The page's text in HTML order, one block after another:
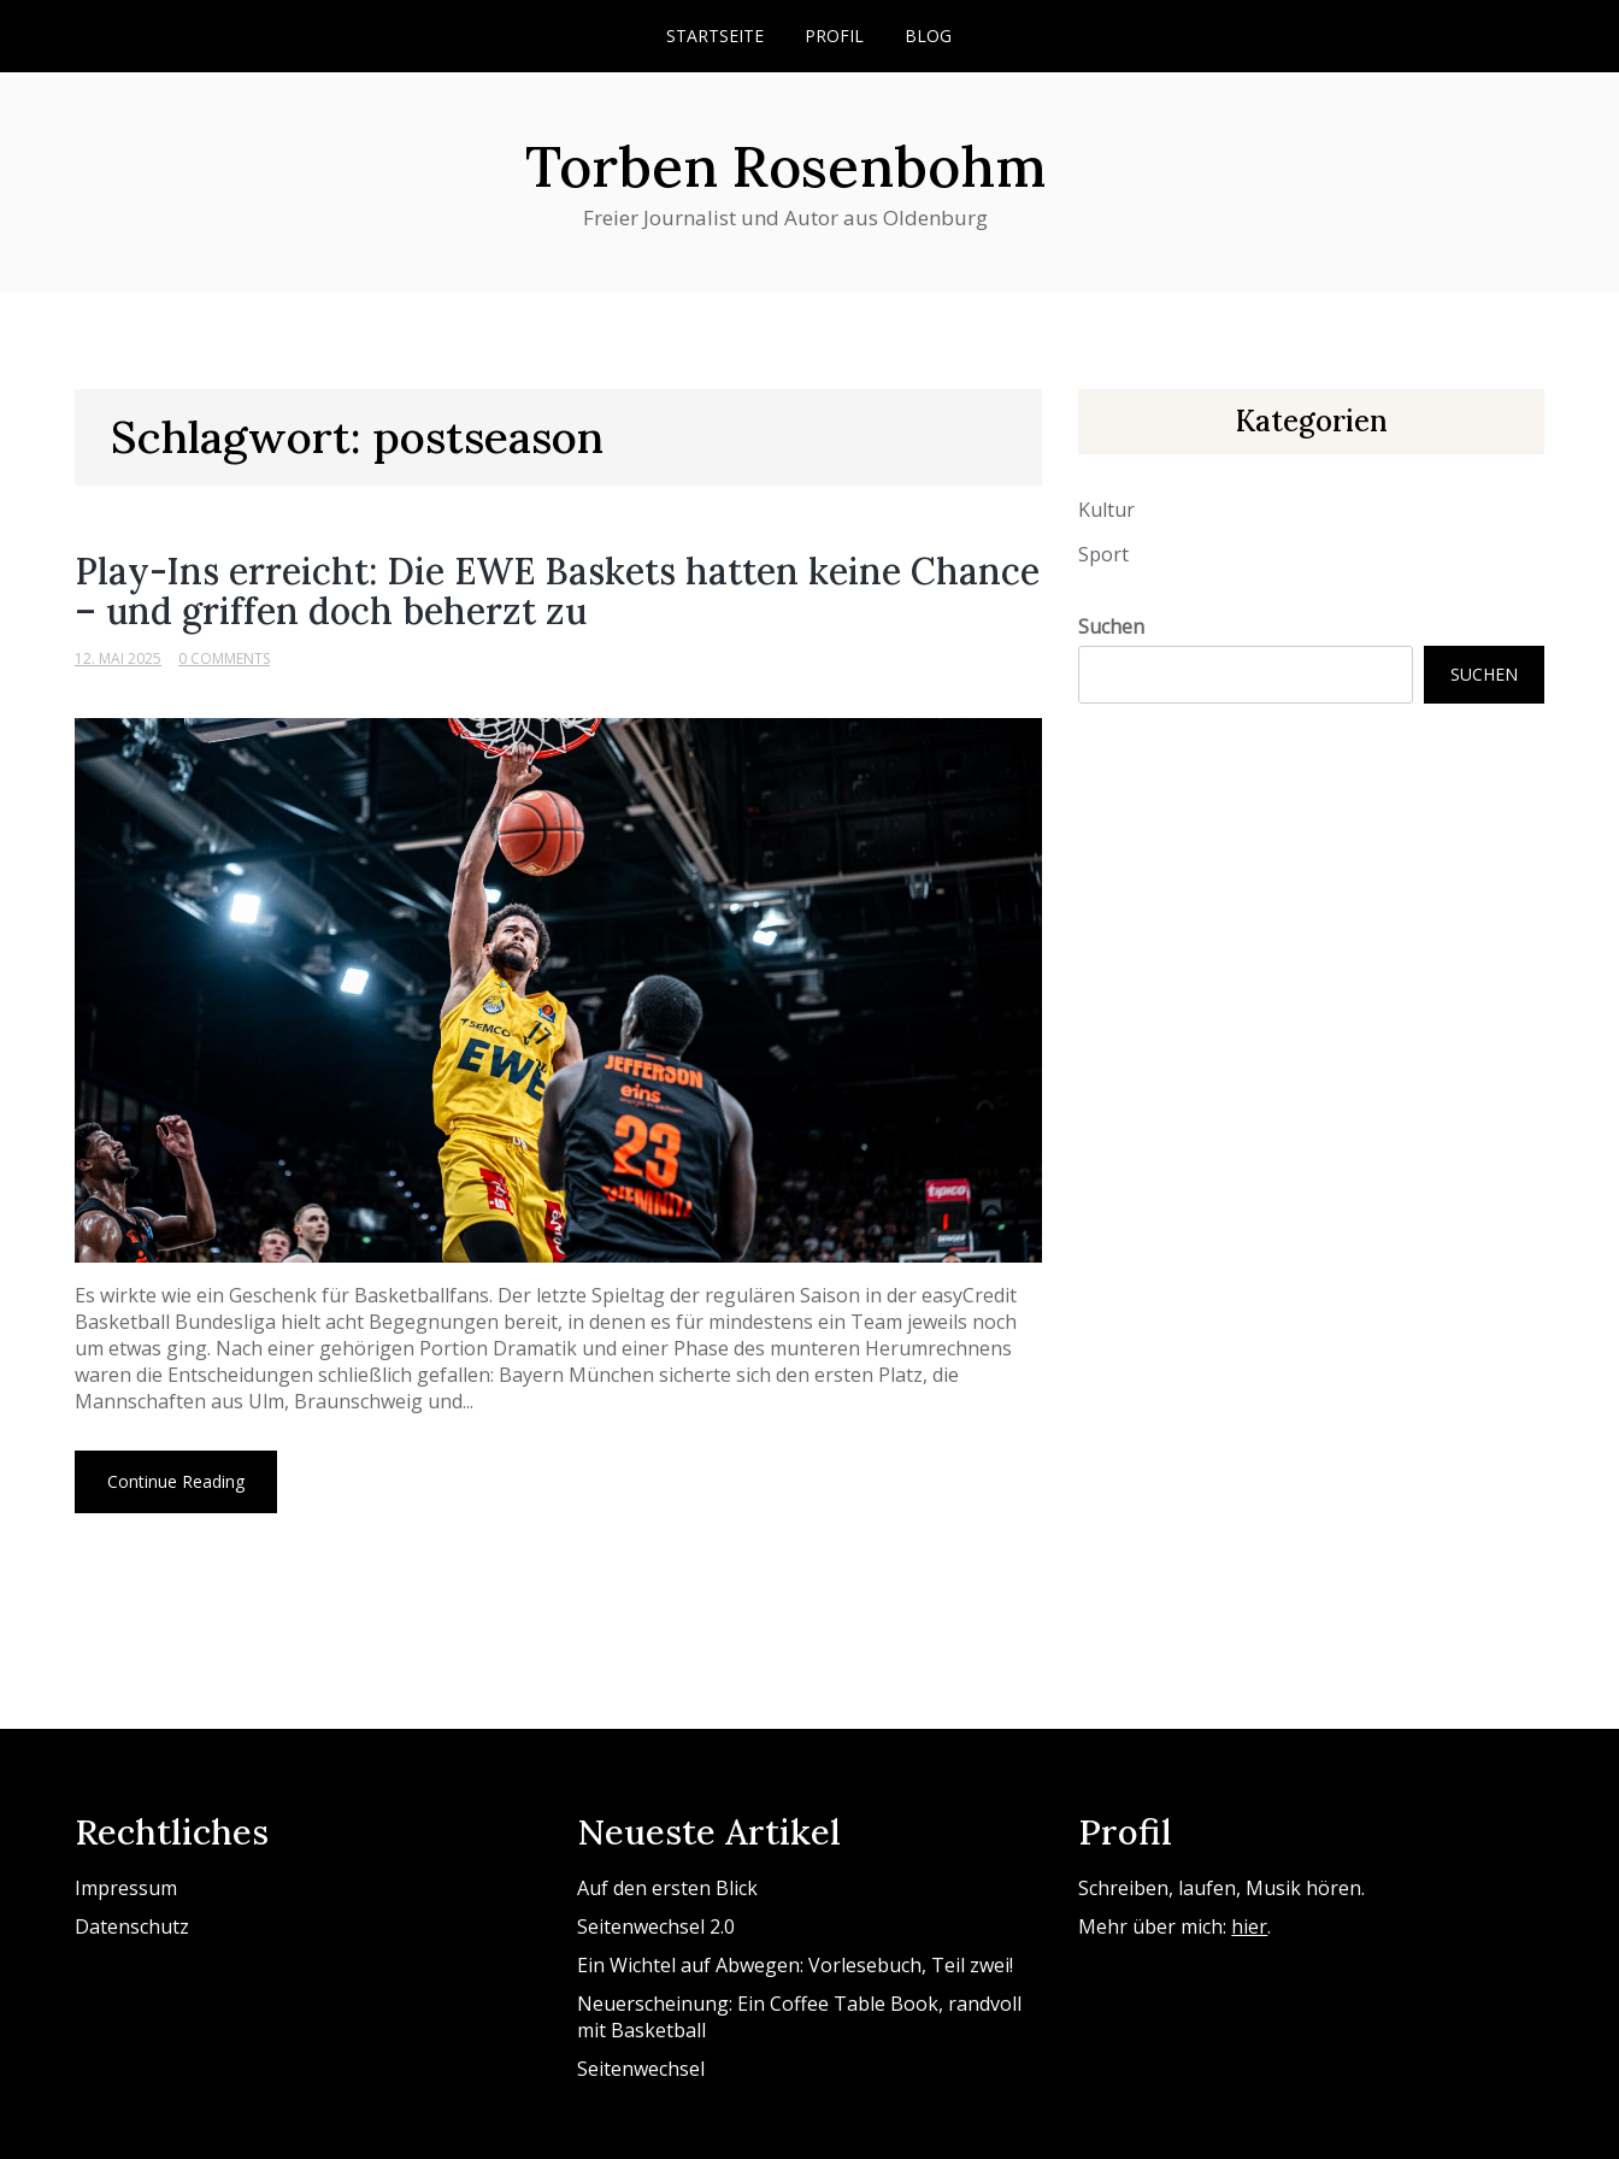
STARTSEITE PROFIL BLOG
Torben Rosenbohm
Freier Journalist und Autor aus Oldenburg
Schlagwort: postseason
Play-Ins erreicht: Die EWE Baskets hatten keine Chance
– und griffen doch beherzt zu
12. MAI 2025 0 COMMENTS
Es wirkte wie ein Geschenk für Basketballfans. Der letzte Spieltag der regulären Saison in der easyCredit
Basketball Bundesliga hielt acht Begegnungen bereit, in denen es für mindestens ein Team jeweils noch
um etwas ging. Nach einer gehörigen Portion Dramatik und einer Phase des munteren Herumrechnens
waren die Entscheidungen schließlich gefallen: Bayern München sicherte sich den ersten Platz, die
Mannschaften aus Ulm, Braunschweig und...
Continue Reading
Kategorien
Kultur
Sport
Suchen
SUCHEN
Rechtliches
Impressum
Datenschutz
Neueste Artikel
Auf den ersten Blick
Seitenwechsel 2.0
Ein Wichtel auf Abwegen: Vorlesebuch, Teil zwei!
Neuerscheinung: Ein Coffee Table Book, randvoll
mit Basketball
Seitenwechsel
Profil
Schreiben, laufen, Musik hören.
Mehr über mich: hier.